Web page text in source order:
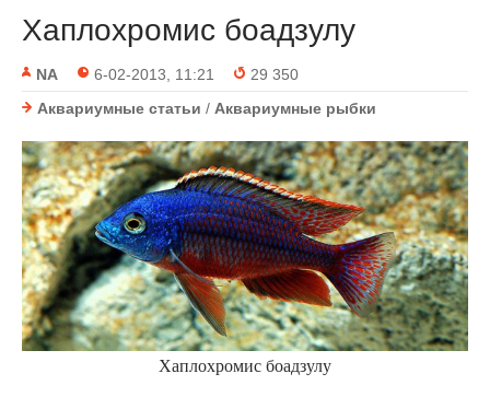
Хаплохромис боадзулу
NA 6-02-2013, 11:21
29 350
Аквариумные статьи / Аквариумные рыбки
Хаплохромис боадзулу